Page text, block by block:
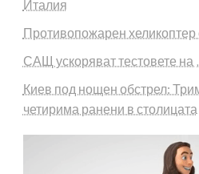
Италия
Противопожарен
САЩ ускоряват тестовете на
Киев под нощен обстрел:
четирима ранени в столицата